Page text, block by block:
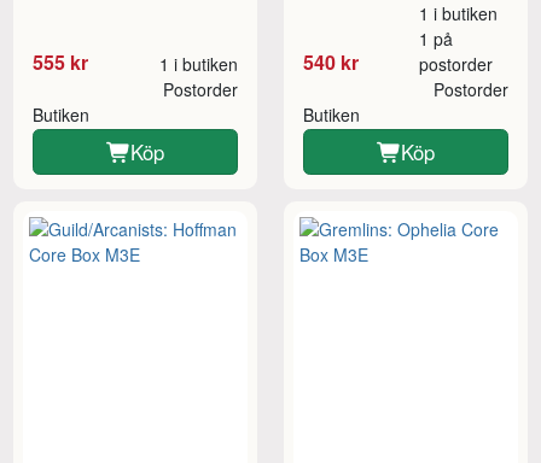
555 kr 1 i butiken
Butiken
Postorder
Köp
540 kr
1 i butiken
1 på
postorder
Butiken
Postorder
Köp